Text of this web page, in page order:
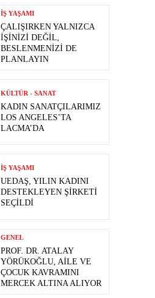
İŞ YAŞAMI
ÇALIŞIRKEN YALNIZCA
İŞINIZI DEĞIL,
BESLENMENIZI DE
PLANLAYIN
KÜLTÜR - SANAT
KADIN SANATÇILARIMIZ
LOS ANGELES’TA
LACMA’DA
İŞ YAŞAMI
UEDAŞ, YILIN KADINI
DESTEKLEYEN ŞIRKETI
SEÇILDI
GENEL
PROF. DR. ATALAY
YÖRÜKOĞLU, AILE VE
ÇOCUK KAVRAMINI
MERCEK ALTINA ALIYOR